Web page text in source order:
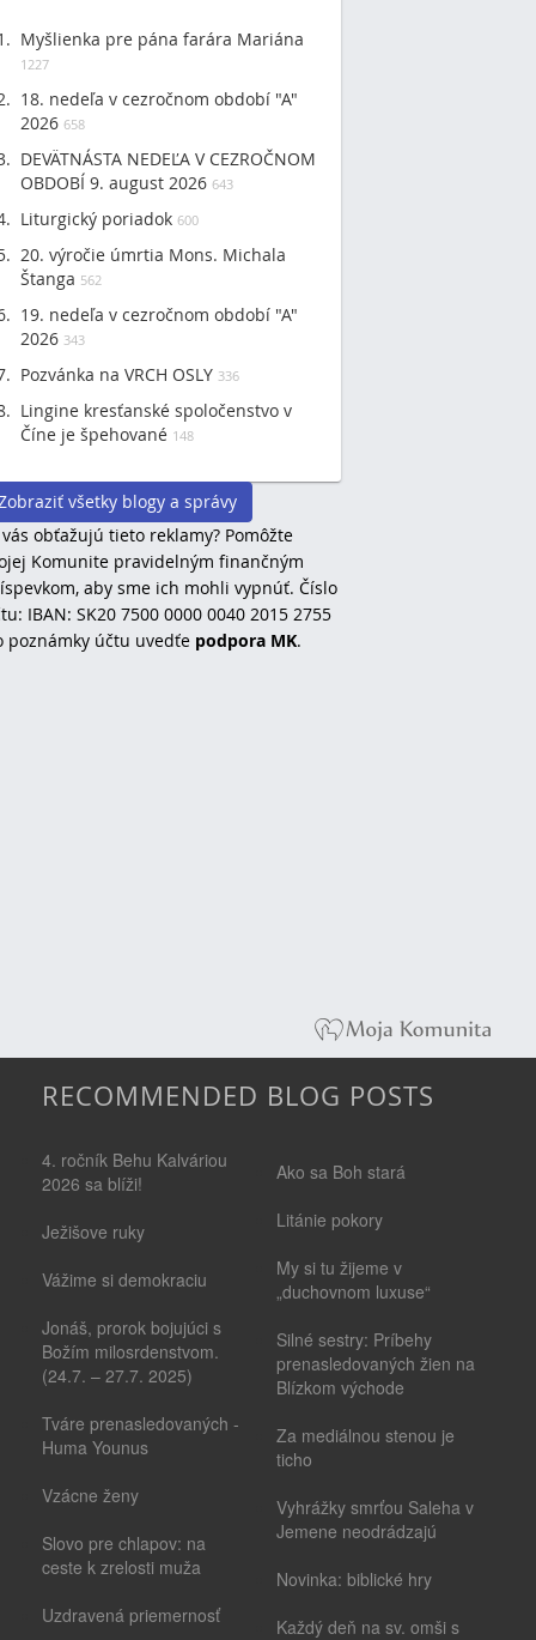
Myšlienka pre pána farára Mariána
1227
18. nedeľa v cezročnom období "A"
2026 658
DEVÄTNÁSTA NEDEĽA V CEZROČNOM
OBDOBÍ 9. august 2026 643
Liturgický poriadok 600
20. výročie úmrtia Mons. Michala
Štanga 562
19. nedeľa v cezročnom období "A"
2026 343
Pozvánka na VRCH OSLY 336
Lingine kresťanské spoločenstvo v
Číne je špehované 148
všetky blogy a správy
obťažujú tieto reklamy? Pomôžte
Komunite pravidelným finančným
aby sme ich mohli vypnúť. Číslo
IBAN: SK20 7500 0000 0040 2015 2755
poznámky účtu uvedťe podpora MK.
RECOMMENDED BLOG POSTS
4. ročník Behu Kalváriou
2026 sa blíži!
Ježišove ruky
Vážime si demokraciu
Jonáš, prorok bojujúci s
Božím milosrdenstvom.
(24.7. – 27.7. 2025)
Tváre prenasledovaných -
Huma Younus
Vzácne ženy
Slovo pre chlapov: na
ceste k zrelosti muža
Uzdravená priemernosť
Ako sa Boh stará
Litánie pokory
My si tu žijeme v
„duchovnom luxuse“
Silné sestry: Príbehy
prenasledovaných žien na
Blízkom východe
Za mediálnou stenou je
ticho
Vyhrážky smrťou Saleha v
Jemene neodrádzajú
Novinka: biblické hry
Každý deň na sv. omši s